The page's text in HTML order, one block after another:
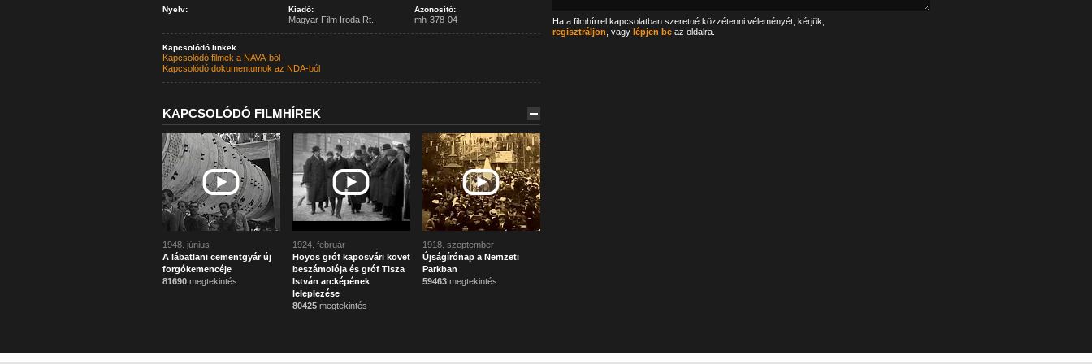
Nyelv: Kiadó:
Magyar Film Iroda Rt.
Azonosító:
mh-378-04
Kapcsolódó linkek
Kapcsolódó filmek a NAVA-ból
Kapcsolódó dokumentumok az NDA-ból
KAPCSOLÓDÓ FILMHÍREK
1948. június
A lábatlani cementgyár új
forgókemencéje
81690megtekintés
1924. február
Hoyos gróf kaposvári követ
beszámolója és gróf Tisza
István arcképének
leleplezése
80425megtekintés
1918. szeptember
Újságírónap a Nemzeti
Parkban
59463megtekintés
Ha a filmhírrel kapcsolatban szeretné közzétenni véleményét, kérjük,
regisztráljon , vagy lépjen beaz oldalra.